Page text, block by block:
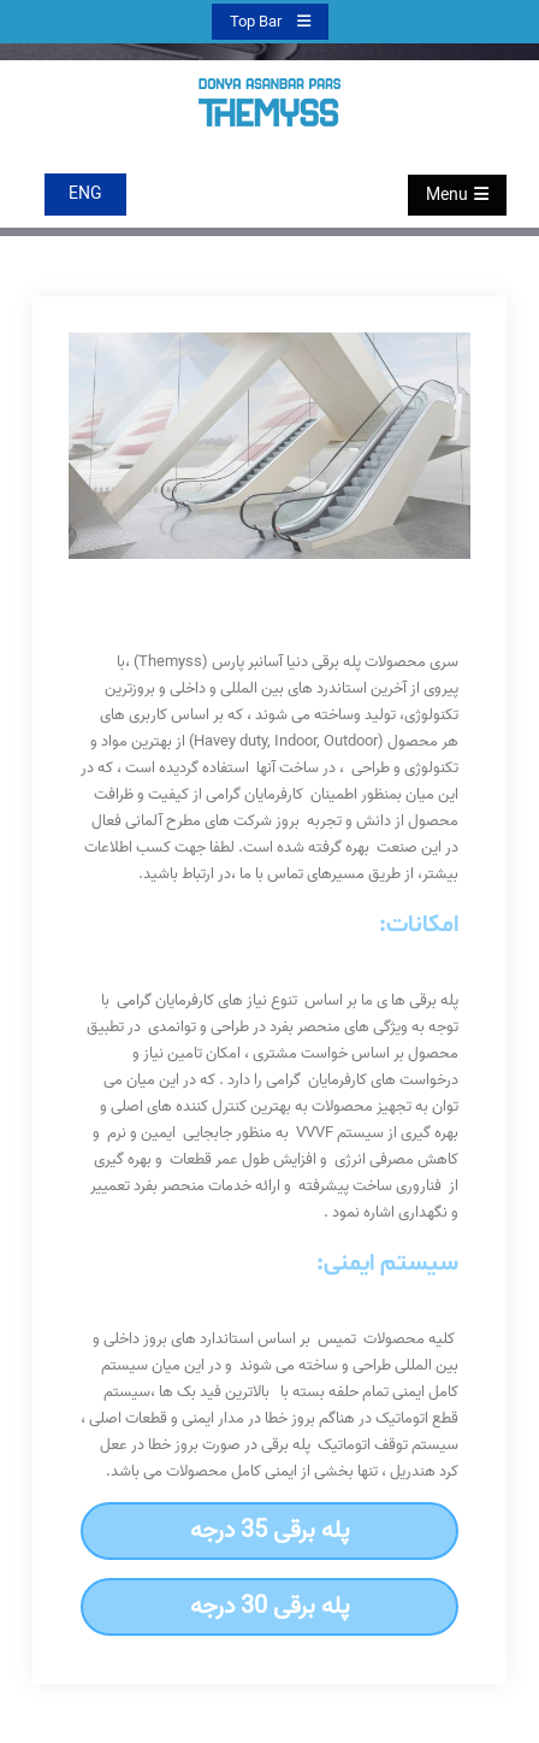
to
Top Bar
Menu
ENG
پله برقی
سری محصولات پله برقی دنیا آسانبر پارس (Themyss) ،با
پیروی از آخرین استاندرد های بین المللی و داخلی و بروزترین
تکنولوژی، تولید وساخته می شوند ، که بر اساس کاربری های
هر محصول (Havey duty, Indoor, Outdoor) از بهترین مواد و
تکنولوژی و طراحی ، در ساخت آنها استفاده گردیده است ، که در
این میان بمنظور اطمینان کارفرمایان گرامی از کیفیت و ظرافت
محصول از دانش و تجربه بروز شرکت های مطرح آلمانی فعال
در این صنعت بهره گرفته شده است. لطفا جهت کسب اطلاعات
بیشتر، از طریق مسیرهای تماس با ما ،در ارتباط باشید.
امکانات:
پله برقی ها ی ما بر اساس تنوع نیاز های کارفرمایان گرامی با
توجه به ویژگی های منحصر بفرد در طراحی و توانمدی در تطبیق
محصول بر اساس خواست مشتری ، امکان تامین نیاز و
درخواست های کارفرمایان گرامی را دارد . که در این میان می
توان به تجهیز محصولات به بهترین کنترل کننده های اصلی و
بهره گیری از سیستم VVVF به منظور جابجایی ایمین و نرم و
کاهش مصرفی انرژی و افزایش طول عمر قطعات و بهره گیری
از فناروری ساخت پیشرفته و ارائه خدمات منحصر بفرد تعمییر
و نگهداری اشاره نمود .
سیستم ایمنی:
کلیه محصولات تمیس بر اساس استاندارد های بروز داخلی و
بین المللی طراحی و ساخته می شوند و در این میان سیستم
کامل ایمنی تمام حلفه بسته با بالاترین فید بک ها ،سیستم
قطع اتوماتیک در هناگم بروز خطا در مدار ایمنی و قطعات اصلی ،
سیستم توقف اتوماتیک پله برقی در صورت بروز خطا در ععل
کرد هندریل ، تنها بخشی از ایمنی کامل محصولات می باشد.
پله برقی 35 درجه
پله برقی 30 درجه